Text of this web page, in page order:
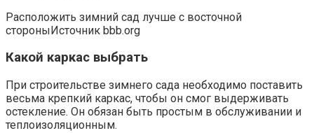
Расположить зимний сад лучше с восточной
стороныИсточник bbb.org
Какой каркас выбрать
При строительстве зимнего сада необходимо поставить
весьма крепкий каркас, чтобы он смог выдерживать
остекление. Он обязан быть простым в обслуживании и
теплоизоляционным.